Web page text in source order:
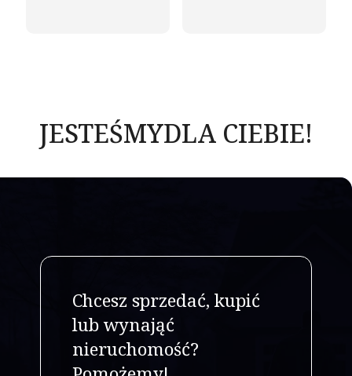
JESTEŚMYDLA CIEBIE!
Chcesz sprzedać, kupić
lub wynająć
nieruchomość?